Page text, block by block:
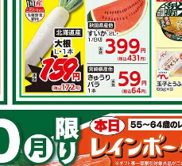
その他のレシピ
もっと見る